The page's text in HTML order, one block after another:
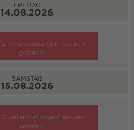
FREITAG
14.08.2026
12 Veranstaltungen werden
geladen
SAMSTAG
15.08.2026
10 Veranstaltungen werden
geladen